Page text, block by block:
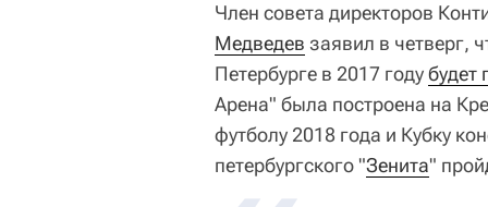
Член совета директоров
Медведев заявил в четверг,
Петербурге в 2017 годубудет
Арена" была построена на
футболу 2018 года и Кубку
петербургского "Зенита"